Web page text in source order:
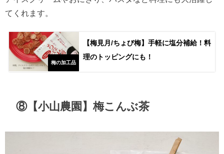
てくれます。
梅の加工品
【梅見月/ちょび梅】手軽に塩分補給！料
理のトッピングにも！
⑧【小山農園】梅こんぶ茶